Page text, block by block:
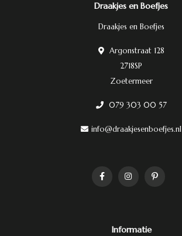
Draakjes en Boefjes
Draakjes en Boefjes
Argonstraat 128
2718SP
Zoetermeer
079 303 00 57
info@draakjesenboefjes.nl
Informatie